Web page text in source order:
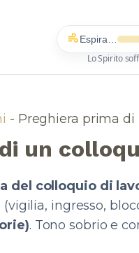
Espira…
Lo Spirito
- Preghiera prima
un
del colloquio di
ingresso,
. Tono sobrio e